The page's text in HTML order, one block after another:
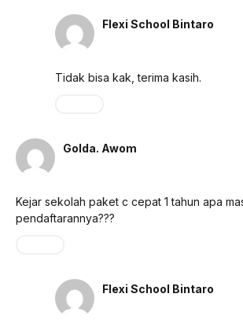
Flexi School Bintaro
Tidak bisa kak, terima kasih.
Golda. Awom
Kejar sekolah paket c cepat 1 tahun apa
pendaftarannya???
Flexi School Bintaro